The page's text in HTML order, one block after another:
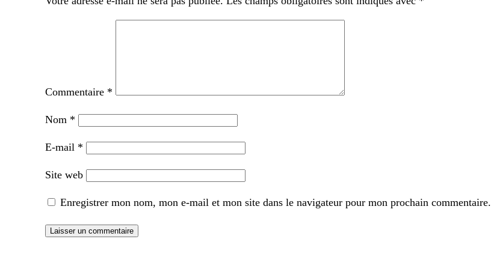
Commentaire *
Nom *
E-mail *
Site web
Enregistrer mon nom, mon e-mail et mon site dans le navigateur pour mon prochain commentaire.